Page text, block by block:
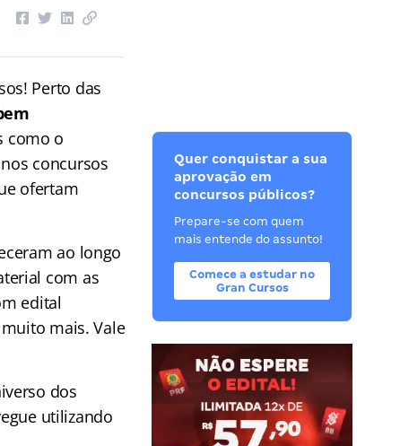
Perto das
como o
concursos
ofertam
ao longo
com as
edital
mais. Vale
dos
utilizando
Quer conquistar a sua
aprovação em
concursos públicos?
Prepare-se com quem
mais entende do assunto!
Comece a estudar no
Gran Cursos